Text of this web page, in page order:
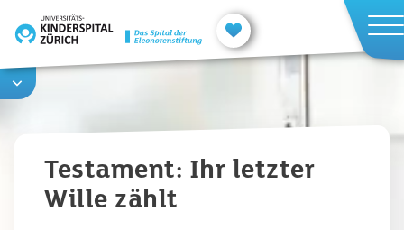
zum
Inhalt
Testament: Ihr letzter
Wille zählt